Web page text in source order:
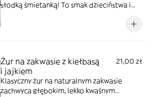
słodką śmietanką! To smak dzieciństwa i
Żur na zakwasie z kiełbasą
i jajkiem
21,00 zł
Klasyczny żur na naturalnym zakwasie
zachwyca głębokim, lekko kwaśnym